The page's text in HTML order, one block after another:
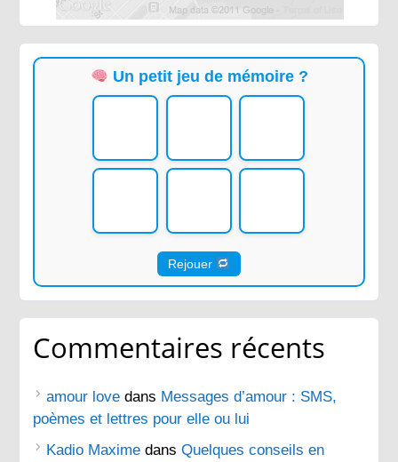
Un petit jeu de mémoire ?
Rejouer
Commentaires récents
amour love dans Messages d’amour : SMS,
poèmes et lettres pour elle ou lui
Kadio Maxime dansQuelques conseils en